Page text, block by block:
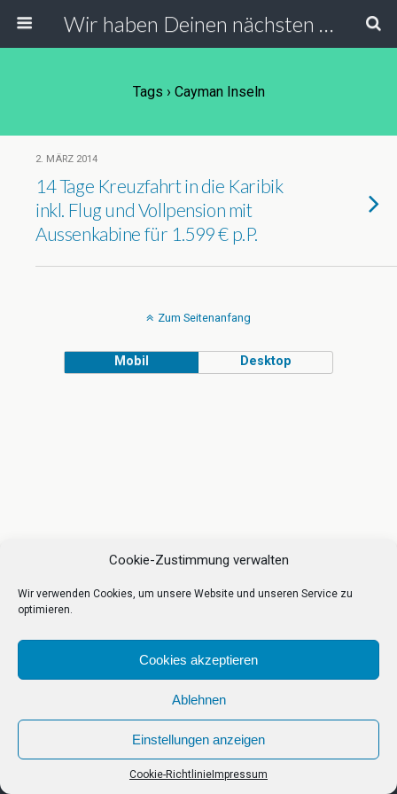
Cookie-Zustimmung verwalten
Wir verwenden Cookies, um unsere Website und unseren Service zu
optimieren.
Cookies akzeptieren
Ablehnen
Einstellungen anzeigen
Cookie-Richtlinie Impressum
Wir haben Deinen nächsten Urlaub
Tags › Cayman Inseln
2. MÄRZ 2014
14 Tage Kreuzfahrt in die Karibik
inkl. Flug und Vollpension mit
Aussenkabine für 1.599 € p.P.
Zum Seitenanfang
Mobil Desktop